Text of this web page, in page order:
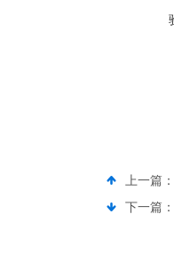
上一篇：
下一篇：